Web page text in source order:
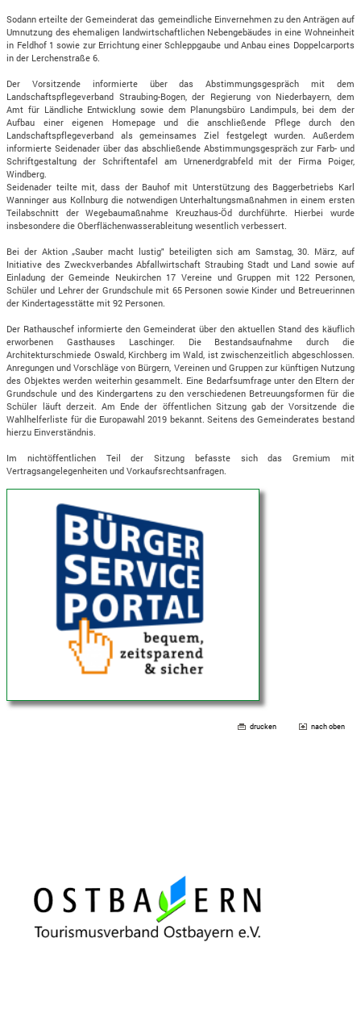
Sodann erteilte der Gemeinderat das gemeindliche Einvernehmen zu den Anträgen auf
Umnutzung des ehemaligen landwirtschaftlichen Nebengebäudes in eine Wohneinheit
in Feldhof 1 sowie zur Errichtung einer Schleppgaube und Anbau eines Doppelcarports
in der Lerchenstraße 6.
Der Vorsitzende informierte über das Abstimmungsgespräch mit dem
Landschaftspflegeverband Straubing-Bogen, der Regierung von Niederbayern, dem
Amt für Ländliche Entwicklung sowie dem Planungsbüro Landimpuls, bei dem der
Aufbau einer eigenen Homepage und die anschließende Pflege durch den
Landschaftspflegeverband als gemeinsames Ziel festgelegt wurden. Außerdem
informierte Seidenader über das abschließende Abstimmungsgespräch zur Farb- und
Schriftgestaltung der Schriftentafel am Urnenerdgrabfeld mit der Firma Poiger,
Windberg.
Seidenader teilte mit, dass der Bauhof mit Unterstützung des Baggerbetriebs Karl
Wanninger aus Kollnburg die notwendigen Unterhaltungsmaßnahmen in einem ersten
Teilabschnitt der Wegebaumaßnahme Kreuzhaus-Öd durchführte. Hierbei wurde
insbesondere die Oberflächenwasserableitung wesentlich verbessert.
Bei der Aktion „Sauber macht lustig" beteiligten sich am Samstag, 30. März, auf
Initiative des Zweckverbandes Abfallwirtschaft Straubing Stadt und Land sowie auf
Einladung der Gemeinde Neukirchen 17 Vereine und Gruppen mit 122 Personen,
Schüler und Lehrer der Grundschule mit 65 Personen sowie Kinder und Betreuerinnen
der Kindertagesstätte mit 92 Personen.
Der Rathauschef informierte den Gemeinderat über den aktuellen Stand des käuflich
erworbenen Gasthauses Laschinger. Die Bestandsaufnahme durch die
Architekturschmiede Oswald, Kirchberg im Wald, ist zwischenzeitlich abgeschlossen.
Anregungen und Vorschläge von Bürgern, Vereinen und Gruppen zur künftigen Nutzung
des Objektes werden weiterhin gesammelt. Eine Bedarfsumfrage unter den Eltern der
Grundschule und des Kindergartens zu den verschiedenen Betreuungsformen für die
Schüler läuft derzeit. Am Ende der öffentlichen Sitzung gab der Vorsitzende die
Wahlhelferliste für die Europawahl 2019 bekannt. Seitens des Gemeinderates bestand
hierzu Einverständnis.
Im nichtöffentlichen Teil der Sitzung befasste sich das Gremium mit
Vertragsangelegenheiten und Vorkaufsrechtsanfragen.
drucken nach oben